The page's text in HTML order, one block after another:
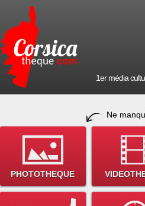
1er média
Ne
PHOTOTHEQUE